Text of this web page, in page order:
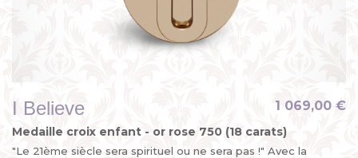
I Believe
Medaille croix enfant - or rose 750 (18 carats)
"Le 21ème siècle sera spirituel ou ne sera pas !" Avec la
1 069,00 €